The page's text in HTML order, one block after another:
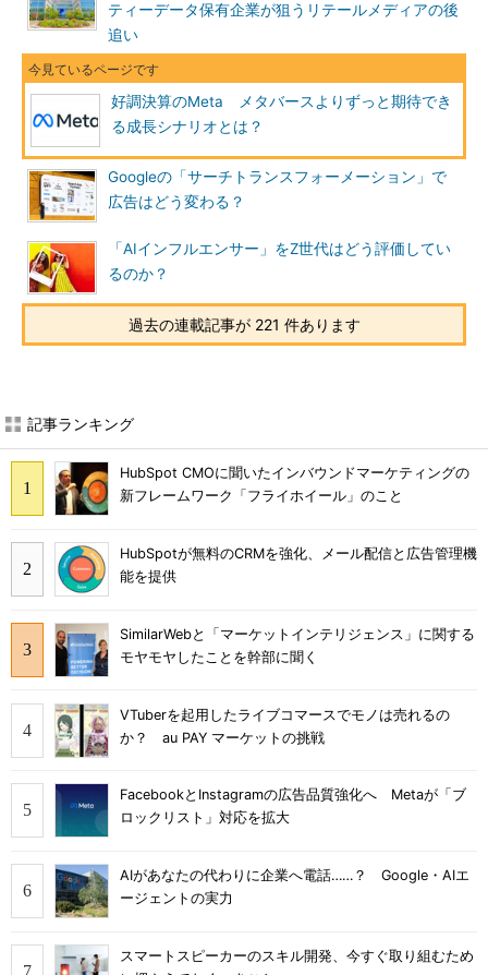
ティーデータ保有企業が狙うリテールメディアの後
追い
好調決算のMeta メタバースよりずっと期待でき
る成長シナリオとは？
Googleの「サーチトランスフォーメーション」で
広告はどう変わる？
「AIインフルエンサー」をZ世代はどう評価してい
るのか？
過去の連載記事が 221 件あります
記事ランキング
HubSpot CMOに聞いたインバウンドマーケティングの
新フレームワーク「フライホイール」のこと
HubSpotが無料のCRMを強化、メール配信と広告管理機
能を提供
SimilarWebと「マーケットインテリジェンス」に関する
モヤモヤしたことを幹部に聞く
VTuberを起用したライブコマースでモノは売れるの
か？ au PAY マーケットの挑戦
FacebookとInstagramの広告品質強化へ Metaが「ブ
ロックリスト」対応を拡大
AIがあなたの代わりに企業へ電話……？ Google・AIエ
ージェントの実力
スマートスピーカーのスキル開発、今すぐ取り組むため